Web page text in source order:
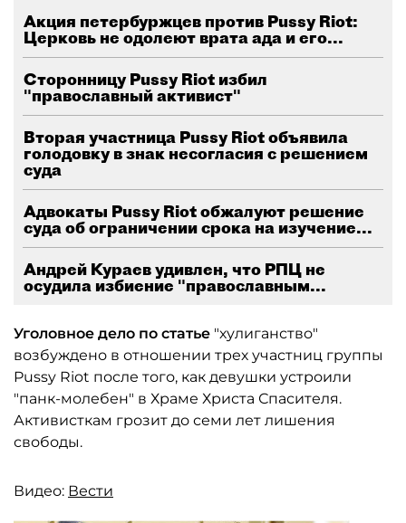
Акция петербуржцев против Pussy Riot:
Церковь не одолеют врата ада и его...
Сторонницу Pussy Riot избил
"православный активист"
Вторая участница Pussy Riot объявила
голодовку в знак несогласия с решением
суда
Адвокаты Pussy Riot обжалуют решение
суда об ограничении срока на изучение...
Андрей Кураев удивлен, что РПЦ не
осудила избиение "православным...
Уголовное дело по статье "хулиганство"
возбуждено в отношении трех участниц группы
Pussy Riot после того, как девушки устроили
"панк-молебен" в Храме Христа Спасителя.
Активисткам грозит до семи лет лишения
свободы.
Видео: Вести